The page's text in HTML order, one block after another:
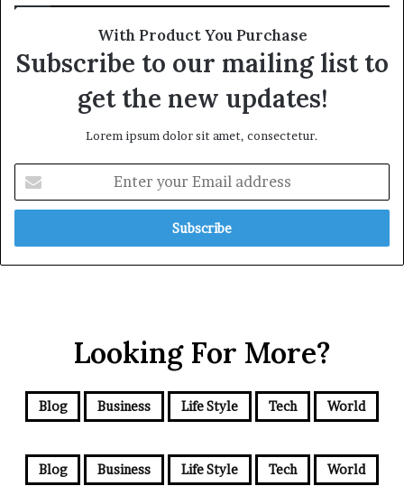
With Product You Purchase
Subscribe to our mailing list to
get the new updates!
Lorem ipsum dolor sit amet, consectetur.
t
r
y
Looking For More?
Blog Business Life Style Tech World
Blog Business Life Style Tech World